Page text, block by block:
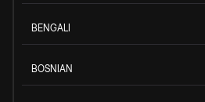
BENGALI
BOSNIAN